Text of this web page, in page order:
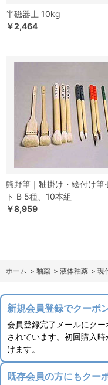
半磁器土 10kg
￥2,464
熊野筆｜釉掛け・絵付け筆
ト B 5種、10本組
￥8,959
ホーム > 釉薬 > 液体釉薬 > 現
新規会員登録でクーポ
会員登録完了メールにク
されています。初回購入
けます。
既存会員の方にもクー